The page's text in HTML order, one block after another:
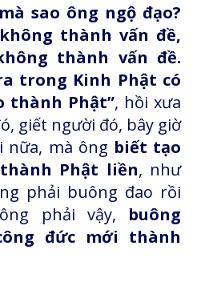
sao ông ngộ đạo?
thành vấn đề,
thành vấn đề.
trong Kinh Phật có
thành Phật”, hồi xưa
giết người đó, bây giờ
nữa, mà ông biết tạo
Phật liền, như
phải buông đao rồi
phải vậy, buông
đức mới thành